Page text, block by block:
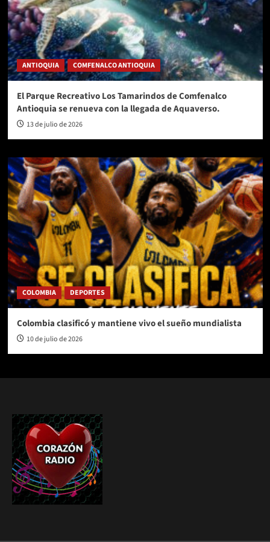
ANTIOQUIA COMFENALCO ANTIOQUIA
El Parque Recreativo Los Tamarindos de Comfenalco
Antioquia se renueva con la llegada de Aquaverso.
13 de julio de 2026
COLOMBIA DEPORTES
Colombia clasificó y mantiene vivo el sueño mundialista
10 de julio de 2026